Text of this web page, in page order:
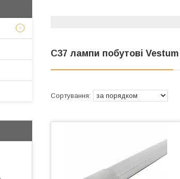
C37 лампи побутові Vestum